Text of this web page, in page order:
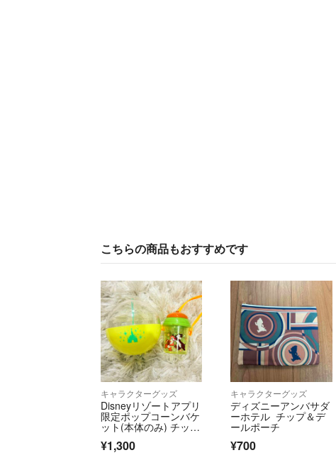
こちらの商品もおすすめです
キャラクターグッズ
Disneyリゾートアプリ
限定ポップコーンバケ
ット(本体のみ) チップ
¥1,300
キャラクターグッズ
ディズニーアンバサダ
ーホテル チップ＆デ
ールポーチ
¥700